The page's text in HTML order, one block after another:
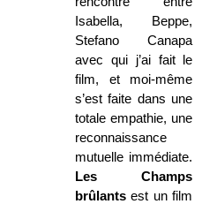
Isabella, Beppe,
Stefano Canapa
avec qui j’ai fait le
film, et moi-même
s’est faite dans une
totale empathie, une
reconnaissance
mutuelle immédiate.
Les Champs
brûlants est un film